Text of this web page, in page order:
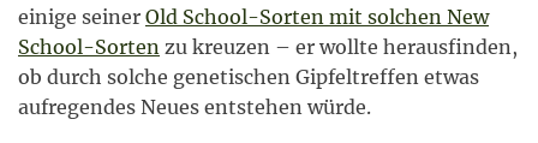
einige seiner Old School-Sorten mit solchen New
School-Sorten zu kreuzen – er wollte herausfinden,
ob durch solche genetischen Gipfeltreffen etwas
aufregendes Neues entstehen würde.